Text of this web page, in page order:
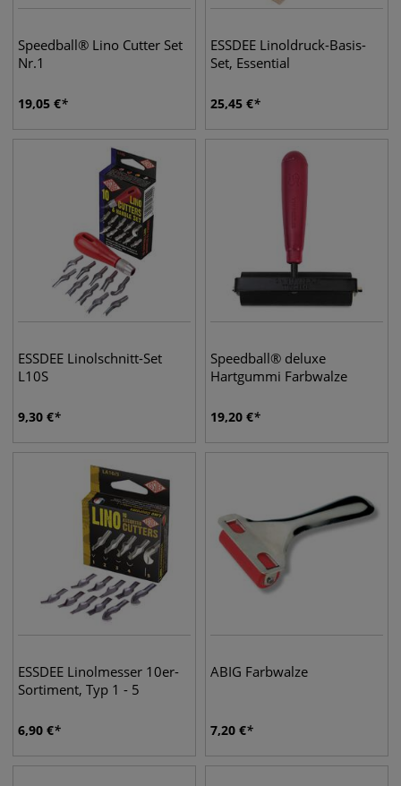
Speedball® Lino Cutter Set
Nr.1
19,05 €
ESSDEE Linoldruck-Basis-
Set, Essential
25,45 €
ESSDEE Linolschnitt-Set
L10S
9,30 €
Speedball® deluxe
Hartgummi Farbwalze
19,20 €
ESSDEE Linolmesser 10er-
Sortiment, Typ 1 - 5
6,90 €
ABIG Farbwalze
7,20 €